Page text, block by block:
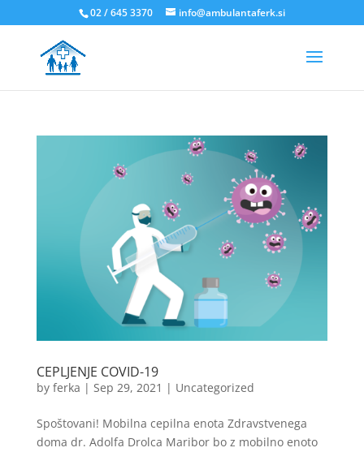
02 / 645 3370 info@ambulantaferk.si
CEPLJENJE COVID-19
by ferka | Sep 29, 2021 | Uncategorized
Spoštovani! Mobilna cepilna enota Zdravstvenega
doma dr. Adolfa Drolca Maribor bo z mobilno enoto